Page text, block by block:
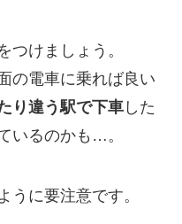
つけましょう。
の電車に乗れば良い
り違う駅で下車 した
いるのかも…。
うに要注意です。